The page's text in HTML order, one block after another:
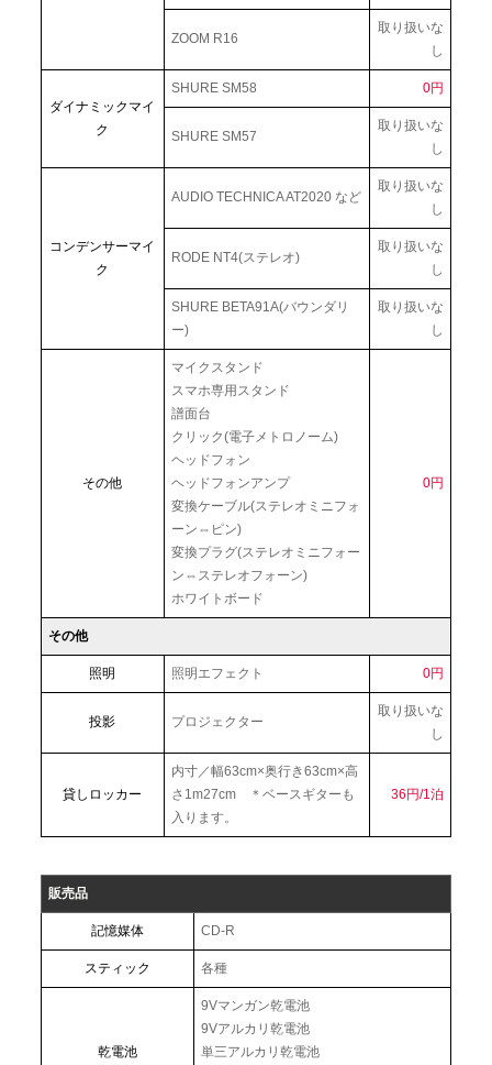
ZOOM R16
取り扱いな
し
ダイナミックマイ
ク
SHURE SM58 0円
SHURE SM57
取り扱いな
し
コンデンサーマイ
ク
AUDIO TECHNICA AT2020 など
取り扱いな
し
RODE NT4(ステレオ)
取り扱いな
し
SHURE BETA91A(バウンダリ
ー)
取り扱いな
し
その他
マイクスタンド
スマホ専用スタンド
譜面台
クリック(電子メトロノーム)
ヘッドフォン
ヘッドフォンアンプ
変換ケーブル(ステレオミニフォ
ーン⇔ピン)
変換プラグ(ステレオミニフォー
ン⇔ステレオフォーン)
ホワイトボード
0円
その他
照明 照明エフェクト 0円
投影 プロジェクター
取り扱いな
し
貸しロッカー
内寸／幅63cm×奥行き63cm×高
さ1m27cm ＊ベースギターも
入ります。
36円/1泊
販売品
記憶媒体 CD-R
スティック 各種
乾電池
9Vマンガン乾電池
9Vアルカリ乾電池
単三アルカリ乾電池